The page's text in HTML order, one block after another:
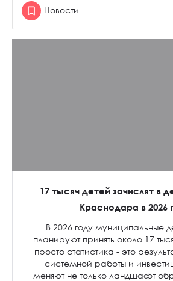
Новости
17 тысяч детей зачислят в
Краснодара в 2026
В 2026 году муниципальные
планируют принять около 17
просто статистика - это
системной работы и
меняют не только ландшафт